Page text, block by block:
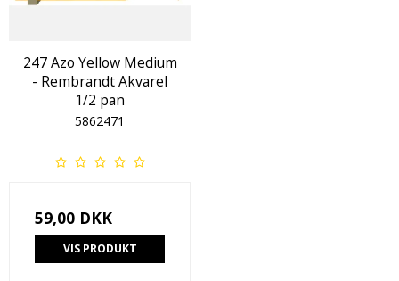
247 Azo Yellow Medium
- Rembrandt Akvarel
1/2 pan
5862471
59,00 DKK
VIS PRODUKT